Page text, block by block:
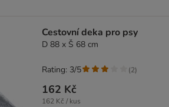
Cestovní deka pro psy
D 88 x Š 68 cm
162 Kč
162 Kč / kus
Rating: 3/5 (2)